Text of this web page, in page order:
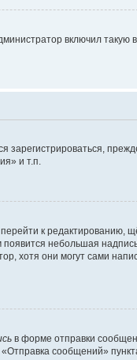
включил такую
и т.п.
к редактированию,
небольшая
хотя они могут сами
в форме отправки
сообщений»